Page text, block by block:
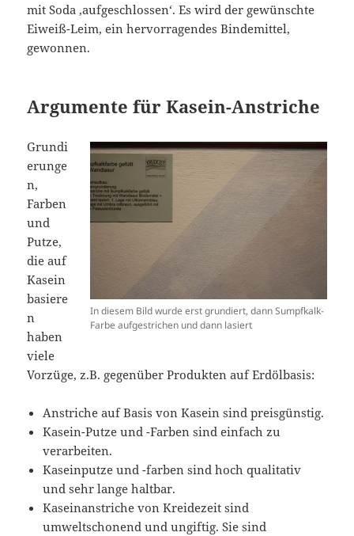
mit Soda ‚aufgeschlossen‘. Es wird der gewünschte
Eiweiß-Leim, ein hervorragendes Bindemittel,
gewonnen.
Argumente für Kasein-Anstriche
In diesem Bild wurde erst grundiert, dann Sumpfkalk-
Farbe aufgestrichen und dann lasiert
Grundi
erunge
n,
Farben
und
Putze,
die auf
Kasein
basiere
n
haben
viele
Vorzüge, z.B. gegenüber Produkten auf Erdölbasis:
Anstriche auf Basis von Kasein sind preisgünstig.
Kasein-Putze und -Farben sind einfach zu
verarbeiten.
Kaseinputze und -farben sind hoch qualitativ
und sehr lange haltbar.
Kaseinanstriche von Kreidezeit sind
umweltschonend und ungiftig. Sie sind